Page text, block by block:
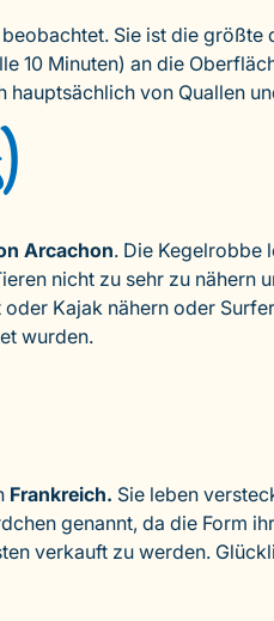
Sie ist die
Minuten) an die
von Quallen
Arcachon. Die Kegelrobbe
nicht zu sehr zu nähern
Kajak nähern oder
wurden.
Frankreich. Sie leben
genannt, da die Form
verkauft zu werden.